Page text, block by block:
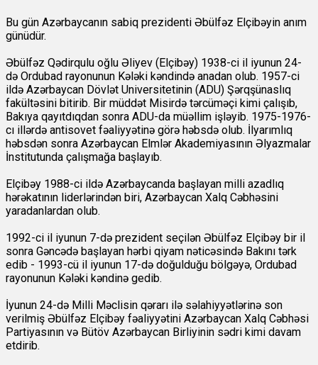
Bu gün Azərbaycanın sabiq prezidenti Əbülfəz Elçibəyin anım
günüdür.
Əbülfəz Qədirqulu oğlu Əliyev (Elçibəy) 1938-ci il iyunun 24-
də Ordubad rayonunun Kələki kəndində anadan olub. 1957-ci
ildə Azərbaycan Dövlət Universitetinin (ADU) Şərqşünaslıq
fakültəsini bitirib. Bir müddət Misirdə tərcüməçi kimi çalışıb,
Bakıya qayıtdıqdan sonra ADU-da müəllim işləyib. 1975-1976-
cı illərdə antisovet fəaliyyətinə görə həbsdə olub. İlyarımlıq
həbsdən sonra Azərbaycan Elmlər Akademiyasının Əlyazmalar
İnstitutunda çalışmağa başlayıb.
Elçibəy 1988-ci ildə Azərbaycanda başlayan milli azadlıq
hərəkatının liderlərindən biri, Azərbaycan Xalq Cəbhəsini
yaradanlardan olub.
1992-ci il iyunun 7-də prezident seçilən Əbülfəz Elçibəy bir il
sonra Gəncədə başlayan hərbi qiyam nəticəsində Bakını tərk
edib - 1993-cü il iyunun 17-də doğulduğu bölgəyə, Ordubad
rayonunun Kələki kəndinə gedib.
İyunun 24-də Milli Məclisin qərarı ilə səlahiyyətlərinə son
verilmiş Əbülfəz Elçibəy fəaliyyətini Azərbaycan Xalq Cəbhəsi
Partiyasının və Bütöv Azərbaycan Birliyinin sədri kimi davam
etdirib.